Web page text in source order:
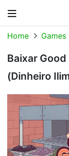
Home Games
Baixar Good
(Dinheiro